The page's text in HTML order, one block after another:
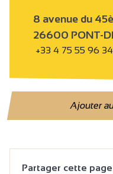
8 avenue du
26600 PONT-
+33 4 75 55 96 34
Ajouter
Partager cette page